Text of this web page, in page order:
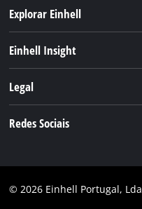
Explorar Einhell
Serviço
Einhell Insight
Carreira
Legal
Conformidade
Redes Sociais
Instagram
© 2026 Einhell Portugal, Lda